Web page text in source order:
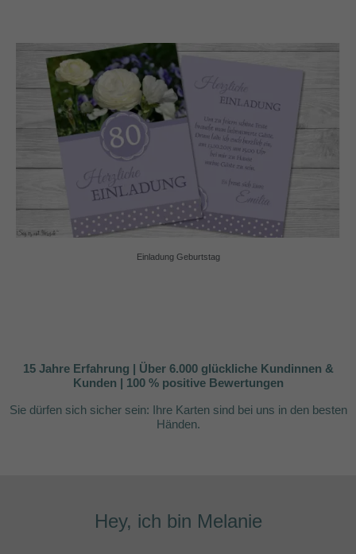
Einladung Geburtstag
15 Jahre Erfahrung | Über 6.000 glückliche Kundinnen &
Kunden | 100 % positive Bewertungen
Sie dürfen sich sicher sein: Ihre Karten sind bei uns in den besten
Händen.
Hey, ich bin Melanie